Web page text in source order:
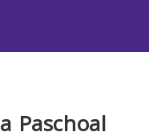
Paschoal